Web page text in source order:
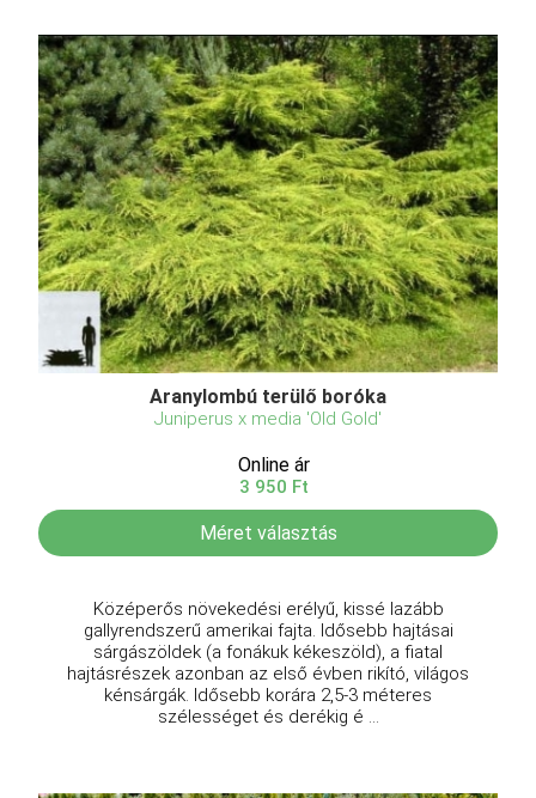
Aranylombú terülő boróka
Juniperus x media 'Old Gold'
Online ár
3 950 Ft
Méret választás
Középerős növekedési erélyű, kissé lazább
gallyrendszerű amerikai fajta. Idősebb hajtásai
sárgászöldek (a fonákuk kékeszöld), a fiatal
hajtásrészek azonban az első évben rikító, világos
kénsárgák. Idősebb korára 2,5-3 méteres
szélességet és derékig é ...